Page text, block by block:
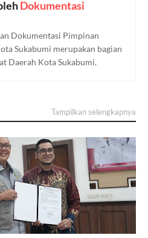
Dokumentasi
Dokumentasi Pimpinan
Sukabumi merupakan bagian
Daerah Kota Sukabumi.
Tampilkan selengkapnya